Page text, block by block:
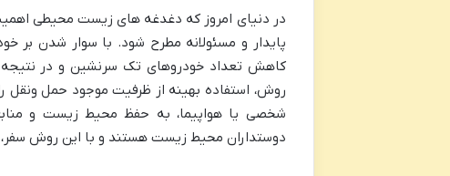
در دنیای امروز که دغدغه های زیست محیطی
پایدار و مسئولانه مطرح شود. با سوار شدن بر
کاهش تعداد خودروهای تک سرنشین و در نتیجه
روش، استفاده بهینه از ظرفیت موجود حمل ونقل
شخصی یا هواپیما، به حفظ محیط زیست و
دوستداران محیط زیست هستند و با این روش